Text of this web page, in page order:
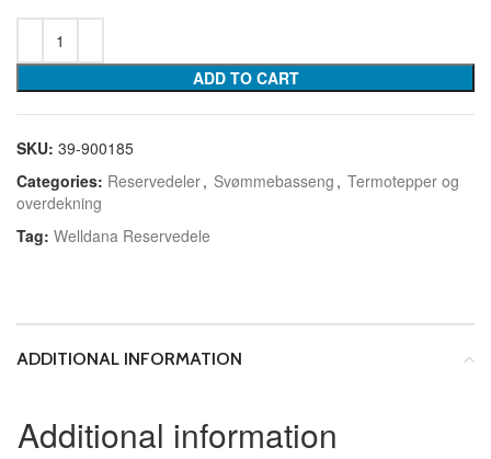
ADD TO CART
SKU: 39-900185
Categories: Reservedeler, Svømmebasseng , Termotepper og
overdekning
Tag: Welldana Reservedele
ADDITIONAL INFORMATION
Additional information